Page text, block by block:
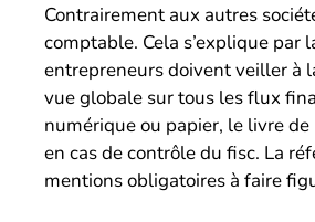
Contrairement aux autres
comptable. Cela s’explique
entrepreneurs doivent veiller à
vue globale sur tous les flux
numérique ou papier, le livre
en cas de contrôle du fisc. La
mentions obligatoires à faire